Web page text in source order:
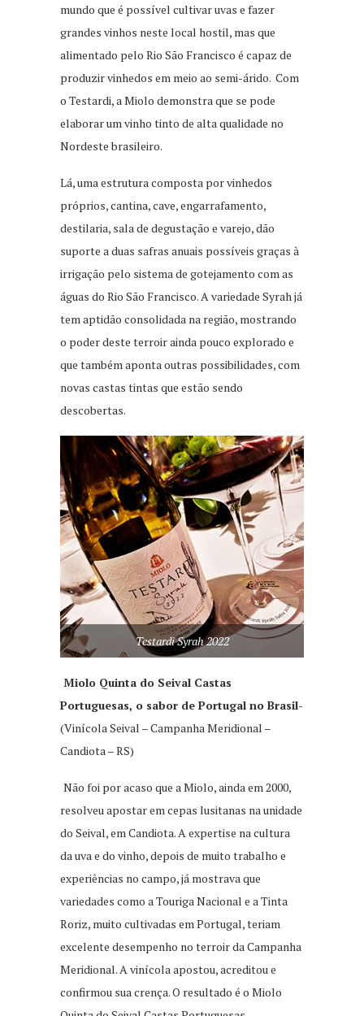
mundo que é possível cultivar uvas e fazer
grandes vinhos neste local hostil, mas que
alimentado pelo Rio São Francisco é capaz de
produzir vinhedos em meio ao semi-árido. Com
o Testardi, a Miolo demonstra que se pode
elaborar um vinho tinto de alta qualidade no
Nordeste brasileiro.
Lá, uma estrutura composta por vinhedos
próprios, cantina, cave, engarrafamento,
destilaria, sala de degustação e varejo, dão
suporte a duas safras anuais possíveis graças à
irrigação pelo sistema de gotejamento com as
águas do Rio São Francisco. A variedade Syrah já
tem aptidão consolidada na região, mostrando
o poder deste terroir ainda pouco explorado e
que também aponta outras possibilidades, com
novas castas tintas que estão sendo
descobertas.
Testardi Syrah 2022
Miolo Quinta do Seival Castas
Portuguesas, o sabor de Portugal no Brasil-
(Vinícola Seival – Campanha Meridional –
Candiota – RS)
Não foi por acaso que a Miolo, ainda em 2000,
resolveu apostar em cepas lusitanas na unidade
do Seival, em Candiota. A expertise na cultura
da uva e do vinho, depois de muito trabalho e
experiências no campo, já mostrava que
variedades como a Touriga Nacional e a Tinta
Roriz, muito cultivadas em Portugal, teriam
excelente desempenho no terroir da Campanha
Meridional. A vinícola apostou, acreditou e
confirmou sua crença. O resultado é o Miolo